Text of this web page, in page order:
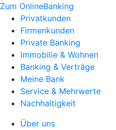
Zum OnlineBanking
Privatkunden
Firmenkunden
Private Banking
Immobilie & Wohnen
Banking & Verträge
Meine Bank
Service & Mehrwerte
Nachhaltigkeit
Über uns